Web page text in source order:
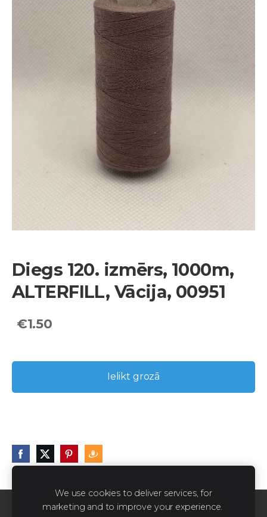
Diegs 120. izmērs, 1000m,
ALTERFILL, Vācija, 00951
€1.50
Ielikt grozā
Sīkdatnes
We use cookies to deliver services, for
marketing and to improve your experience.